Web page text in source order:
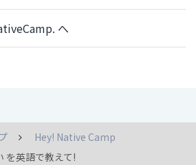
へ
Hey! Native Camp
を英語で教えて!